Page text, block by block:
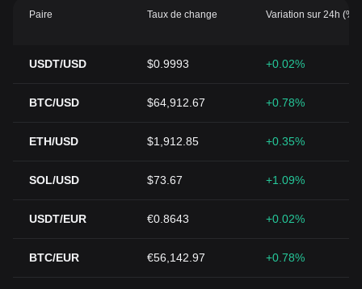
Paire Taux de change Variation sur 24h (%)
USDT/USD $0.9993 +0.02%
BTC/USD $64,912.67 +0.78%
ETH/USD $1,912.85 +0.35%
SOL/USD $73.67 +1.09%
USDT/EUR €0.8643 +0.02%
BTC/EUR €56,142.97 +0.78%